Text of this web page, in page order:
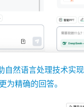
然语言处理技术实
为精确的回答。